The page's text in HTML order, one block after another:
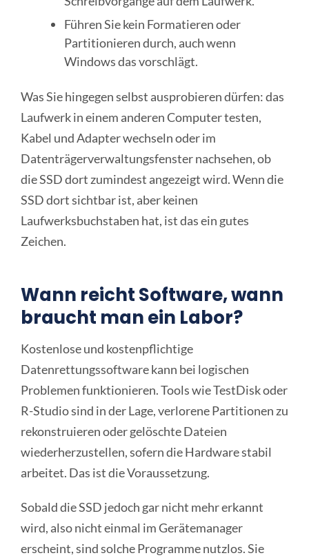
Führen Sie kein Formatieren oder
Partitionieren durch, auch wenn
Windows das vorschlägt.
Was Sie hingegen selbst ausprobieren dürfen: das
Laufwerk in einem anderen Computer testen,
Kabel und Adapter wechseln oder im
Datenträgerverwaltungsfenster nachsehen, ob
die SSD dort zumindest angezeigt wird. Wenn die
SSD dort sichtbar ist, aber keinen
Laufwerksbuchstaben hat, ist das ein gutes
Zeichen.
Wann reicht Software, wann
braucht man ein Labor?
Kostenlose und kostenpflichtige
Datenrettungssoftware kann bei logischen
Problemen funktionieren. Tools wie TestDisk oder
R-Studio sind in der Lage, verlorene Partitionen zu
rekonstruieren oder gelöschte Dateien
wiederherzustellen, sofern die Hardware stabil
arbeitet. Das ist die Voraussetzung.
Sobald die SSD jedoch gar nicht mehr erkannt
wird, also nicht einmal im Gerätemanager
erscheint, sind solche Programme nutzlos. Sie